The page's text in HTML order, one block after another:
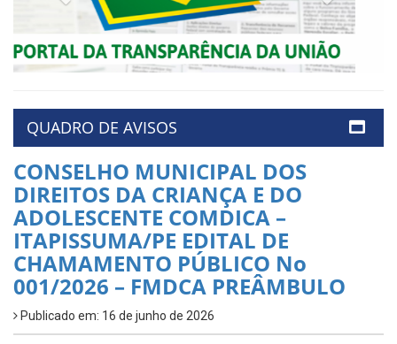
QUADRO DE AVISOS
CONSELHO MUNICIPAL DOS
DIREITOS DA CRIANÇA E DO
ADOLESCENTE COMDICA –
ITAPISSUMA/PE EDITAL DE
CHAMAMENTO PÚBLICO No
001/2026 – FMDCA PREÂMBULO
Publicado em: 16 de junho de 2026